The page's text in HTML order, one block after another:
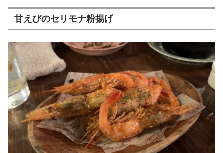
甘えびのセリモナ粉揚げ